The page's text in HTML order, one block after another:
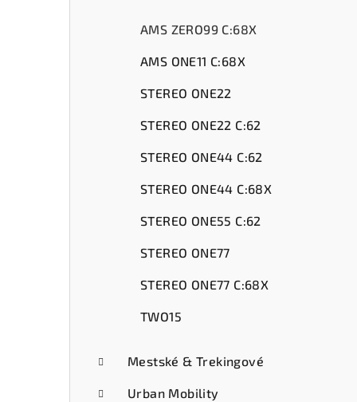
AMS ZERO99 C:68X
AMS ONE11 C:68X
STEREO ONE22
STEREO ONE22 C:62
STEREO ONE44 C:62
STEREO ONE44 C:68X
STEREO ONE55 C:62
STEREO ONE77
STEREO ONE77 C:68X
TWO15
Mestské & Trekingové
Urban Mobility